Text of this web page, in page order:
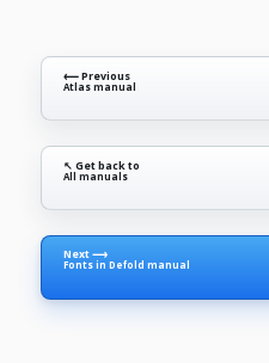
⟵ Previous
Atlas manual
↖ Get back to
All manuals
Next ⟶
Fonts in Defold manual